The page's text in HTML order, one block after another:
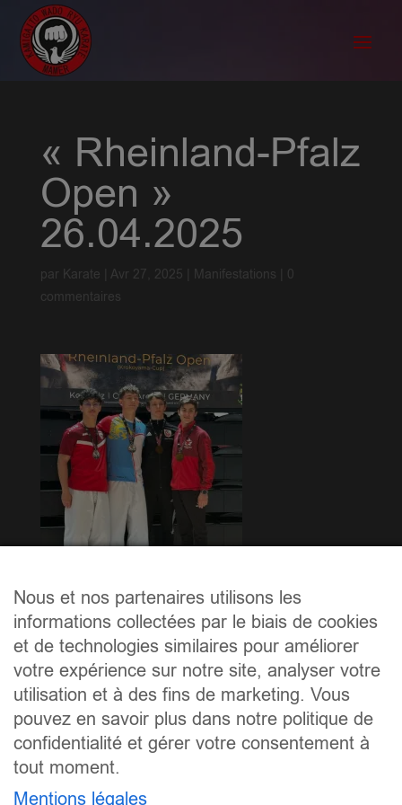
« Rheinland-Pfalz
Open »
26.04.2025
par Karate Avr 27, 2025 Manifestations
0
commentaires
Félicitations àSamuele Bruscella du Karate Club de
Mamer pour sa 2e Place dans la catégorie« KATA
U18 Individuel ».
Nous et nos partenaires utilisons les
informations collectées par le biais de cookies
et de technologies similaires pour améliorer
votre expérience sur notre site, analyser votre
utilisation et à des fins de marketing. Vous
pouvez en savoir plus dans notre politique de
confidentialité et gérer votre consentement à
tout moment.
Mentions légales